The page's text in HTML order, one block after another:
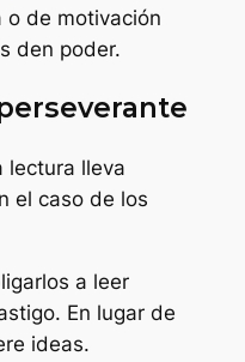
o de motivación
den poder.
lectura lleva
el caso de los
a leer
En lugar de
ideas.